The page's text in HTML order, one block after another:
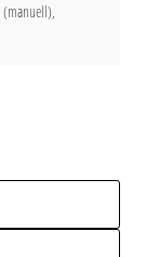
(manuell),